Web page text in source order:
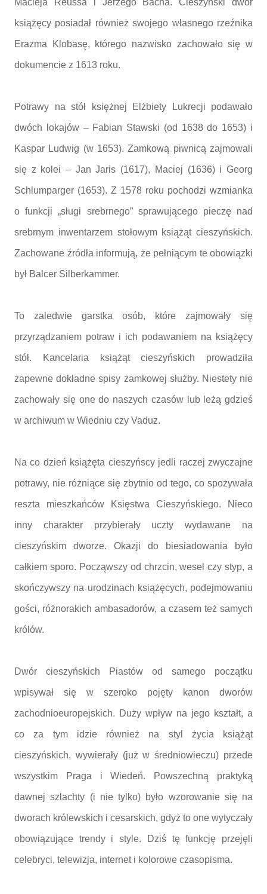
Macieja Reussa i Jerzego Bacha. Cieszyński dwór
książęcy posiadał również swojego własnego rzeźnika
Erazma Klobasę, którego nazwisko zachowało się w
dokumencie z 1613 roku.
Potrawy na stół księżnej Elżbiety Lukrecji podawało
dwóch lokajów – Fabian Stawski (od 1638 do 1653) i
Kaspar Ludwig (w 1653). Zamkową piwnicą zajmowali
się z kolei – Jan Jaris (1617), Maciej (1636) i Georg
Schlumparger (1653). Z 1578 roku pochodzi wzmianka
o funkcji „sługi srebrnego” sprawującego pieczę nad
srebrnym inwentarzem stołowym książąt cieszyńskich.
Zachowane źródła informują, że pełniącym te obowiązki
był Balcer Silberkammer.
To zaledwie garstka osób, które zajmowały się
przyrządzaniem potraw i ich podawaniem na książęcy
stół. Kancelaria książąt cieszyńskich prowadziła
zapewne dokładne spisy zamkowej służby. Niestety nie
zachowały się one do naszych czasów lub leżą gdzieś
w archiwum w Wiedniu czy Vaduz.
Na co dzień książęta cieszyńscy jedli raczej zwyczajne
potrawy, nie różniące się zbytnio od tego, co spożywała
reszta mieszkańców Księstwa Cieszyńskiego. Nieco
inny charakter przybierały uczty wydawane na
cieszyńskim dworze. Okazji do biesiadowania było
całkiem sporo. Począwszy od chrzcin, wesel czy styp, a
skończywszy na urodzinach książęcych, podejmowaniu
gości, różnorakich ambasadorów, a czasem też samych
królów.
Dwór cieszyńskich Piastów od samego początku
wpisywał się w szeroko pojęty kanon dworów
zachodnioeuropejskich. Duży wpływ na jego kształt, a
co za tym idzie również na styl życia książąt
cieszyńskich, wywierały (już w średniowieczu) przede
wszystkim Praga i Wiedeń. Powszechną praktyką
dawnej szlachty (i nie tylko) było wzorowanie się na
dworach królewskich i cesarskich, gdyż to one wytyczały
obowiązujące trendy i style. Dziś tę funkcję przejęli
celebryci, telewizja, internet i kolorowe czasopisma.